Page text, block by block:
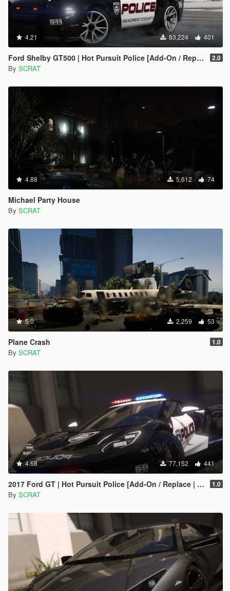
4.21 83,224 401
Ford Shelby GT500 | Hot Pursuit Police [Add-On / Replace | Template] 2.0
By SCRAT
4.88 5,612 74
Michael Party House
By SCRAT
5.0 2,259 53
Plane Crash 1.0
By SCRAT
4.68 77,152 441
2017 Ford GT | Hot Pursuit Police [Add-On / Replace | Template] 1.0
By SCRAT